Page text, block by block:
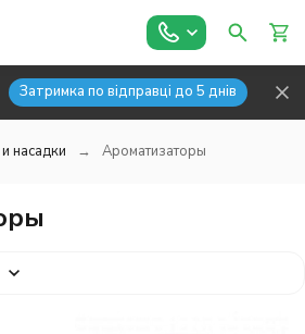
Затримка по відправці до 5 днів
насадки Ароматизаторы